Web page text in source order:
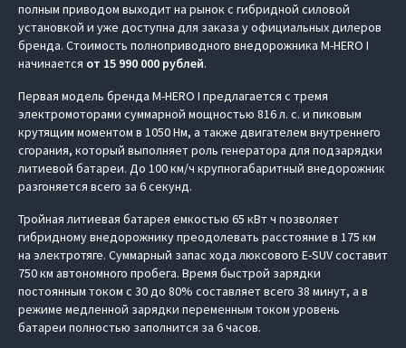
полным приводом выходит на рынок с гибридной силовой
установкой и уже доступна для заказа у официальных дилеров
бренда. Стоимость полноприводного внедорожника M‑HERO I
начинается от 15 990 000 рублей.
Первая модель бренда M‑HERO I предлагается с тремя
электромоторами суммарной мощностью 816 л. с. и пиковым
крутящим моментом в 1050 Нм, а также двигателем внутреннего
сгорания, который выполняет роль генератора для подзарядки
литиевой батареи. До 100 км/ч крупногабаритный внедорожник
разгоняется всего за 6 секунд.
Тройная литиевая батарея емкостью 65 кВт ч позволяет
гибридному внедорожнику преодолевать расстояние в 175 км
на электротяге. Суммарный запас хода люксового E-SUV составит
750 км автономного пробега. Время быстрой зарядки
постоянным током с 30 до 80% составляет всего 38 минут, а в
режиме медленной зарядки переменным током уровень
батареи полностью заполнится за 6 часов.